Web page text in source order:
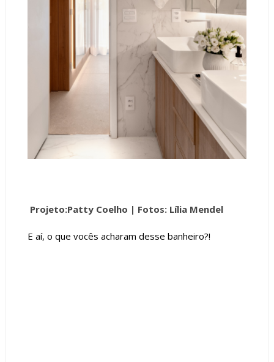
Projeto:Patty Coelho | Fotos: Lília Mendel
E aí, o que vocês acharam desse banheiro?!